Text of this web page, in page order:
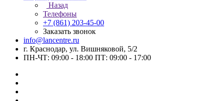
Назад
Телефоны
+7 (861) 203-45-00
Заказать звонок
info@lancentre.ru
г. Краснодар, ул. Вишняковой, 5/2
ПН-ЧТ: 09:00 - 18:00 ПТ: 09:00 - 17:00